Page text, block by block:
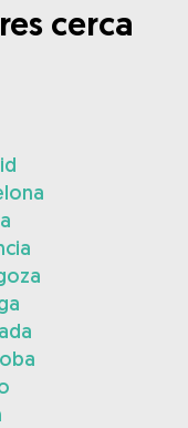
cerca